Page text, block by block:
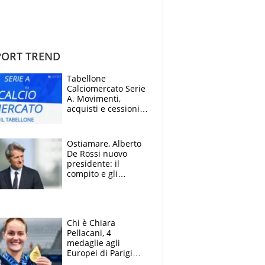
TREND
Tabellone
Calciomercato Serie
A. Movimenti,
acquisti e cessioni:
Ostiamare, Alberto
De Rossi nuovo
presidente: il
compito e gli
Chi è Chiara
Pellacani, 4
medaglie agli
Europei di Parigi